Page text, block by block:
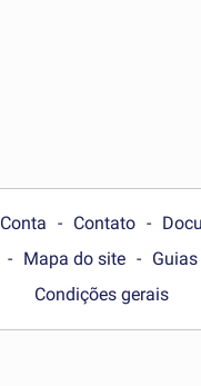
Conta Contato
Mapa do site
Condições gerais